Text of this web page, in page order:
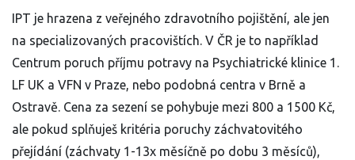
IPT je hrazena z veřejného zdravotního pojištění, ale jen
na specializovaných pracovištích. V ČR je to například
Centrum poruch příjmu potravy na Psychiatrické klinice 1.
LF UK a VFN v Praze, nebo podobná centra v Brně a
Ostravě. Cena za sezení se pohybuje mezi 800 a 1500 Kč,
ale pokud splňuješ kritéria poruchy záchvatovitého
přejídání (záchvaty 1-13x měsíčně po dobu 3 měsíců),